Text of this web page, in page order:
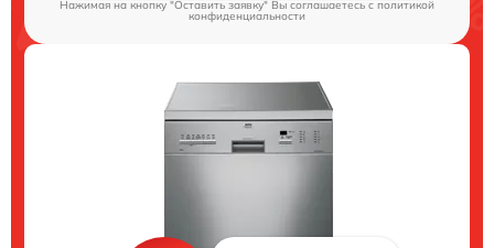
Нажимая на кнопку "Оставить заявку" Вы соглашаетесь cполитикой
конфиденциальности